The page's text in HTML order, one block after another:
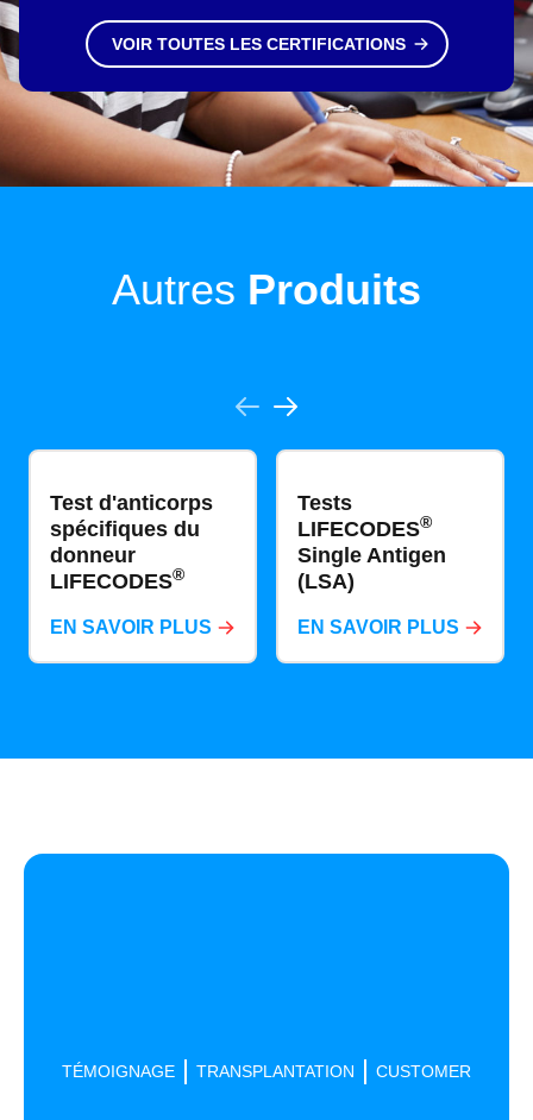
VOIR TOUTES LES CERTIFICATIONS
Autres Produits
Test d'anticorps
spécifiques du
donneur
LIFECODES®
EN SAVOIR PLUS
Tests
LIFECODES®
Single Antigen​​​​
(LSA)
EN SAVOIR PLUS
TÉMOIGNAGE TRANSPLANTATION CUSTOMER